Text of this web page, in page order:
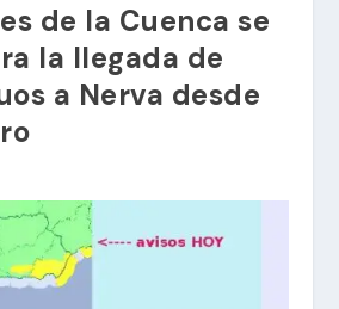
de la Cuenca se
la llegada de
a Nerva desde